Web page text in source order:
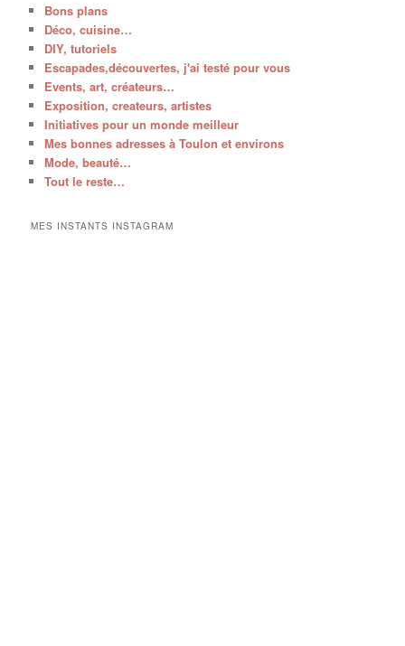
Bons plans
Déco, cuisine…
DIY, tutoriels
Escapades,découvertes, j'ai testé pour vous
Events, art, créateurs…
Exposition, createurs, artistes
Initiatives pour un monde meilleur
Mes bonnes adresses à Toulon et environs
Mode, beauté…
Tout le reste…
MES INSTANTS INSTAGRAM